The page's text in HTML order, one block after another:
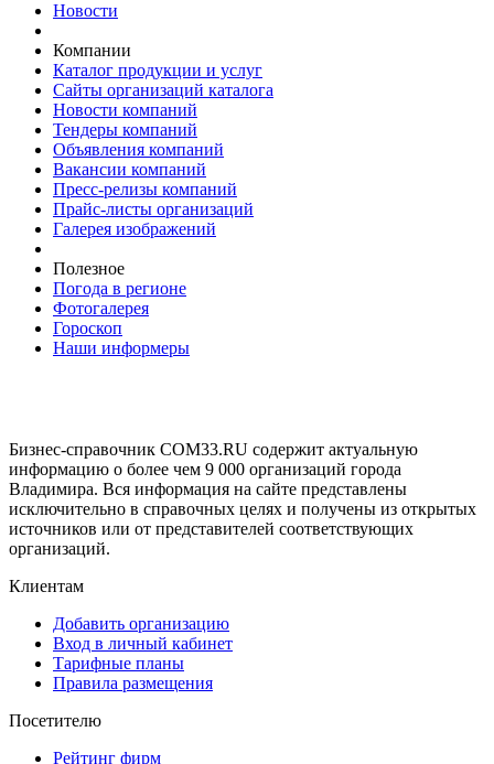
Новости
Компании
Каталог продукции и услуг
Сайты организаций каталога
Новости компаний
Тендеры компаний
Объявления компаний
Вакансии компаний
Пресс-релизы компаний
Прайс-листы организаций
Галерея изображений
Полезное
Погода в регионе
Фотогалерея
Гороскоп
Наши информеры
Бизнес-справочник COM33.RU содержит актуальную
информацию о более чем 9 000 организаций города
Владимира. Вся информация на сайте представлены
исключительно в справочных целях и получены из открытых
источников или от представителей соответствующих
организаций.
Клиентам
Добавить организацию
Вход в личный кабинет
Тарифные планы
Правила размещения
Посетителю
Рейтинг фирм